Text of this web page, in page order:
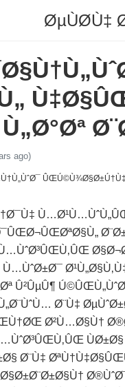
ØµÙØ­Ù‡
ago)
Û²ÛµÛ¶
Ø¨Ù‡
Ø²Ù…Ø§Ù†
Ø¨Ù‡